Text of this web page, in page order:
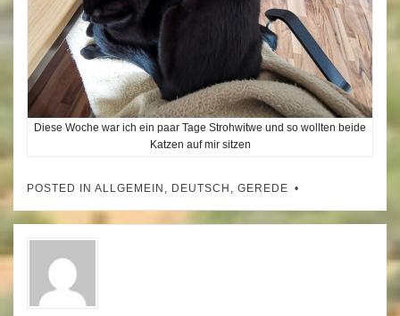
Diese Woche war ich ein paar Tage Strohwitwe und so wollten beide
Katzen auf mir sitzen
POSTED IN ALLGEMEIN , DEUTSCH , GEREDE